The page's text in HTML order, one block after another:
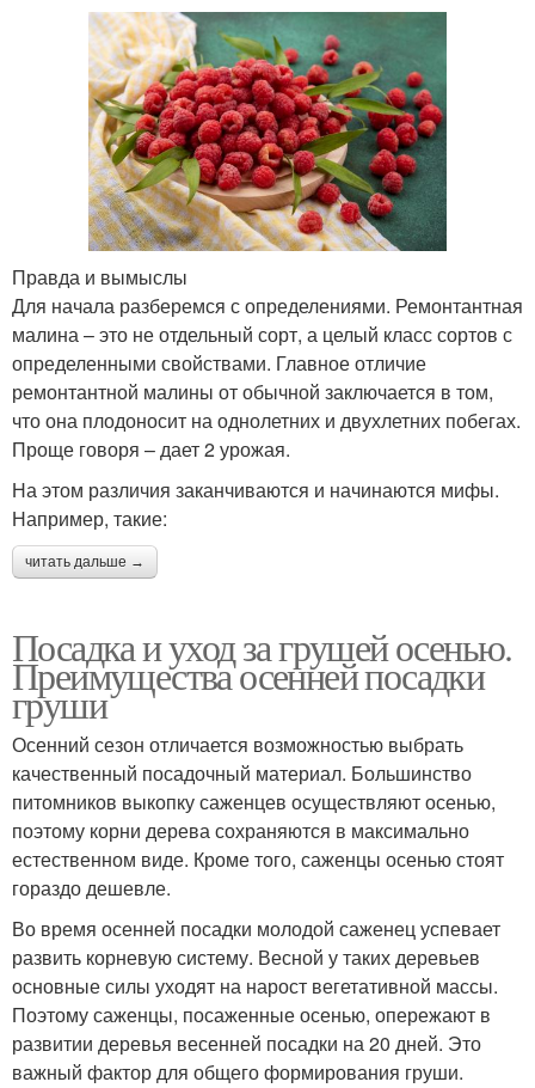
Правда и вымыслы
Для начала разберемся с определениями. Ремонтантная
малина – это не отдельный сорт, а целый класс сортов с
определенными свойствами. Главное отличие
ремонтантной малины от обычной заключается в том,
что она плодоносит на однолетних и двухлетних побегах.
Проще говоря – дает 2 урожая.
На этом различия заканчиваются и начинаются мифы.
Например, такие:
читать дальше →
Посадка и уход за грушей осенью.
Преимущества осенней посадки
груши
Осенний сезон отличается возможностью выбрать
качественный посадочный материал. Большинство
питомников выкопку саженцев осуществляют осенью,
поэтому корни дерева сохраняются в максимально
естественном виде. Кроме того, саженцы осенью стоят
гораздо дешевле.
Во время осенней посадки молодой саженец успевает
развить корневую систему. Весной у таких деревьев
основные силы уходят на нарост вегетативной массы.
Поэтому саженцы, посаженные осенью, опережают в
развитии деревья весенней посадки на 20 дней. Это
важный фактор для общего формирования груши.